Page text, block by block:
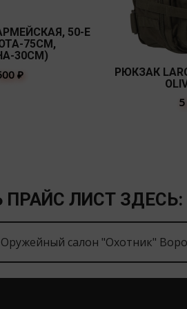
50-Е
75СМ,
30СМ)
₽
РЮКЗАК
ЛИСТ ЗДЕСЬ:
Оружейный салон "Охотник"